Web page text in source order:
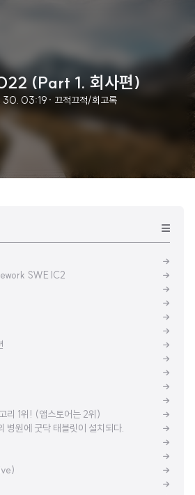
(Part 1. 회사편)
30. 03:19 · 끄적끄적/회고록
SWE IC2
리 1위! (앱스토어는 2위)
원에 굿닥 태블릿이 설치되다.